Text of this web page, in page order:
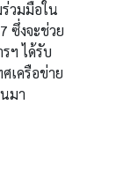
วมมือใน
ซึ่งจะช่วย
ฯ ได้รับ
เครือข่าย
มา